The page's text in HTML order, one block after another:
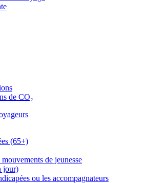
de CO₂
(65+)
de jeunesse
jour)
ou les accompagnateurs